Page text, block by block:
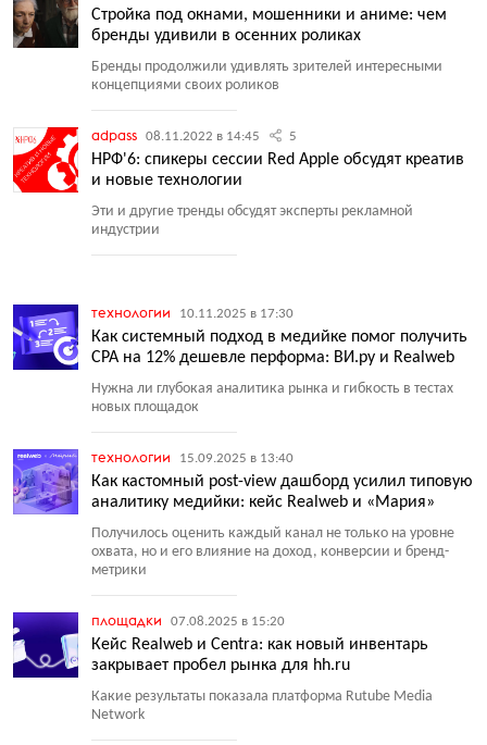
Стройка под окнами, мошенники и аниме: чем
бренды удивили в осенних роликах
Бренды продолжили удивлять зрителей интересными
концепциями своих роликов
adpass 08.11.2022 в 14:45 5
НРФ'6: спикеры сессии Red Apple обсудят креатив
и новые технологии
Эти и другие тренды обсудят эксперты рекламной
индустрии
технологии 10.11.2025 в 17:30
Как системный подход в медийке помог получить
CPA на 12% дешевле перформа: ВИ.ру и Realweb
Нужна ли глубокая аналитика рынка и гибкость в тестах
новых площадок
технологии 15.09.2025 в 13:40
Как кастомный post-view дашборд усилил типовую
аналитику медийки: кейс Realweb и «Мария»
Получилось оценить каждый канал не только на уровне
охвата, но и его влияние на доход, конверсии и бренд-
метрики
площадки 07.08.2025 в 15:20
Кейс Realweb и Centra: как новый инвентарь
закрывает пробел рынка для hh.ru
Какие результаты показала платформа Rutube Media
Network